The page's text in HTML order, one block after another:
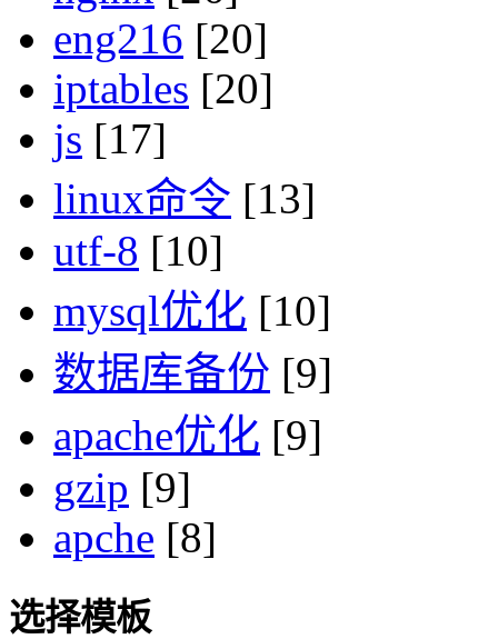
eng216 [20]
iptables [20]
js [17]
linux命令 [13]
utf-8 [10]
mysql优化 [10]
数据库备份 [9]
apache优化 [9]
gzip [9]
apche [8]
选择模板